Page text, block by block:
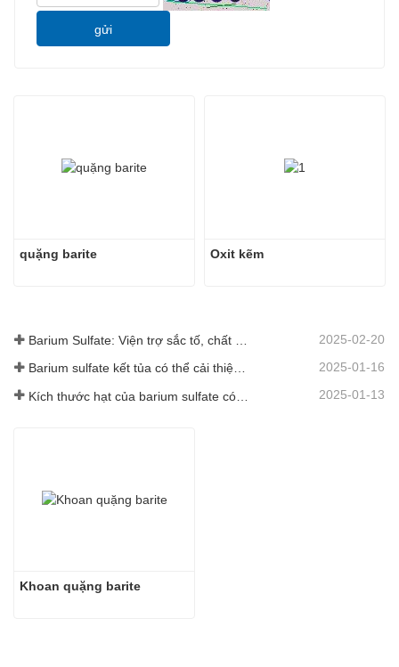
gửi
quặng barite Oxit kẽm
2025-02-20
Barium sulfate kết tủa có thể cải thiện đáng kể hiệu suất của lớp phủ 2025-01-16
2025-01-13
Khoan quặng barite